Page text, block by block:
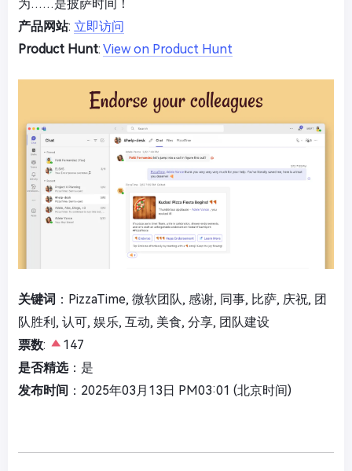
为……是披萨时间！
产品网站: 立即访问
Product Hunt: View on Product Hunt
关键词 ：PizzaTime, 微软团队, 感谢, 同事, 比萨, 庆祝, 团
队胜利, 认可, 娱乐, 互动, 美食, 分享, 团队建设
票数:
147
是否精选：是
发布时间 ：2025年03月13日 PM03:01 (北京时间)